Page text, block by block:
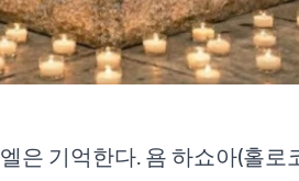
은 기억한다. 욤 하쇼아(홀로